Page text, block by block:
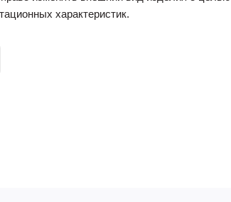
характеристик.